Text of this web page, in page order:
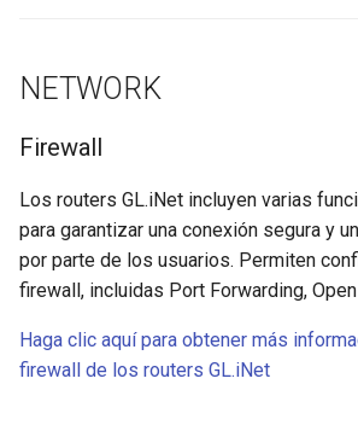
NETWORK
Firewall
Los routers GL.iNet incluyen varias
para garantizar una conexión segura y
por parte de los usuarios. Permiten
firewall, incluidas Port Forwarding,
Haga clic aquí para obtener más
firewall de los routers GL.iNet